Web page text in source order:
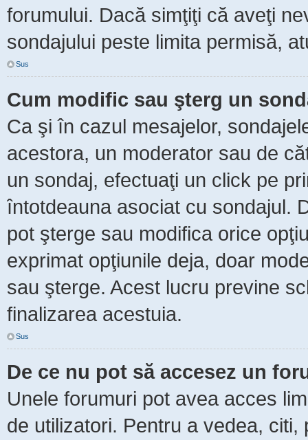
forumului. Dacă simţiţi că aveţi
sondajului peste limita permisă,
Sus
Cum modific sau şterg un
Ca şi în cazul mesajelor,
acestora, un moderator sau de
un sondaj, efectuaţi un click pe
întotdeauna asociat cu sondajul.
pot şterge sau modifica orice
exprimat opţiunile deja, doar
sau şterge. Acest lucru previne
finalizarea acestuia.
Sus
De ce nu pot să accesez un
Unele forumuri pot avea acces
de utilizatori. Pentru a vedea,